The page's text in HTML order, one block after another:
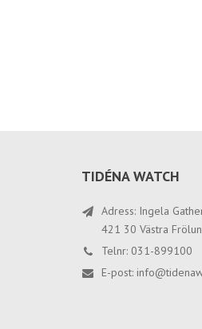
TIDÉNA WATCH
Adress: Ingela
421 30 Västra
Telnr: 031-899100
E-post: